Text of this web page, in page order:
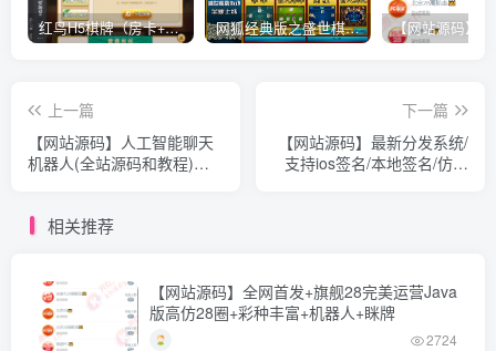
红鸟H5棋牌（房卡+金币）全套双模式游戏源码 网狐经典版之盛世棋牌完整游戏源码（包含文档、架设教程、网站、源代码等）
上一篇
【网站源码】人工智能聊天
机器人(全站源码和教程)
下一篇
【网站源码】最新分发系统/
支持ios签名/本地签名/仿第
相关推荐
【网站源码】全网首发+旗舰28完美运营Java
版高仿28圈+彩种丰富+机器人+眯牌
2724